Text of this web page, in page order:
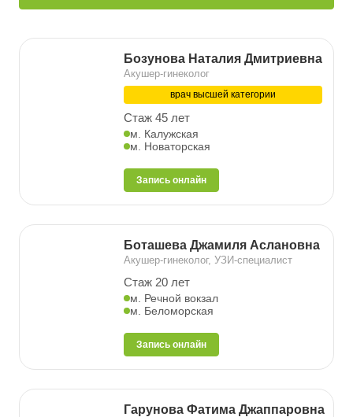
Бозунова Наталия Дмитриевна
Акушер-гинеколог
врач высшей категории
Стаж 45 лет
м. Калужская
м. Новаторская
Запись онлайн
Боташева Джамиля Аслановна
Акушер-гинеколог, УЗИ-специалист
Стаж 20 лет
м. Речной вокзал
м. Беломорская
Запись онлайн
Гарунова Фатима Джаппаровна